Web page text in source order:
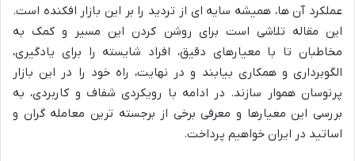
عملکرد آن ها، همیشه سایه ای از تردید را بر این بازار افکنده است.
این مقاله تلاشی است برای روشن کردن این مسیر و کمک به
مخاطبان تا با معیارهای دقیق، افراد شایسته را برای یادگیری،
الگوبرداری و همکاری بیابند و در نهایت، راه خود را در این بازار
پرنوسان هموار سازند. در ادامه با رویکردی شفاف و کاربردی، به
بررسی این معیارها و معرفی برخی از برجسته ترین معامله گران و
اساتید در ایران خواهیم پرداخت.